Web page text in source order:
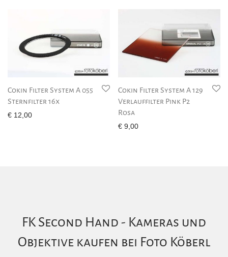
Cokin Filter System A 055
Sternfilter 16x
€ 12,00
Cokin Filter System A 129
Verlauffilter Pink P2
Rosa
€ 9,00
FK Second Hand - Kameras und
Objektive kaufen bei Foto Köberl